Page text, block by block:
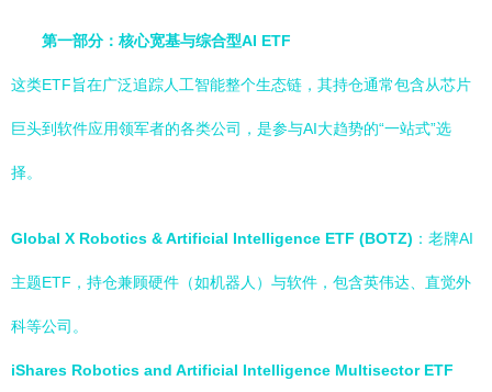
第一部分：核心宽基与综合型AI ETF
这类ETF旨在广泛追踪人工智能整个生态链，其持仓通常包含从芯片
巨头到软件应用领军者的各类公司，是参与AI大趋势的“一站式”选
择。
Global X Robotics & Artificial Intelligence ETF (BOTZ) ：老牌AI
主题ETF，持仓兼顾硬件（如机器人）与软件，包含英伟达、直觉外
科等公司。
iShares Robotics and Artificial Intelligence Multisector ETF